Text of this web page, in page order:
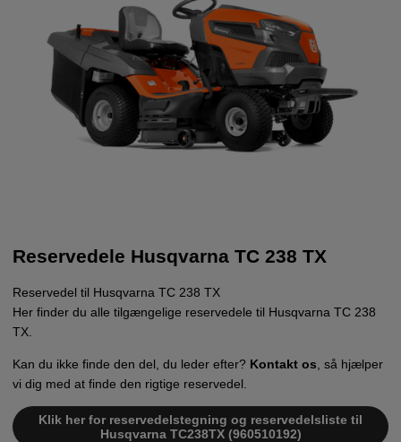
Reservedele Husqvarna TC 238 TX
Reservedel til Husqvarna TC 238 TX
Her finder du alle tilgængelige reservedele til Husqvarna TC 238
TX.
Kan du ikke finde den del, du leder efter? Kontakt os , så hjælper
vi dig med at finde den rigtige reservedel.
Klik her for reservedelstegning og reservedelsliste til
Husqvarna TC238TX (960510192)